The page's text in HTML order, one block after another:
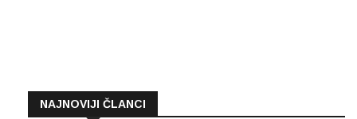
NAJNOVIJI ČLANCI